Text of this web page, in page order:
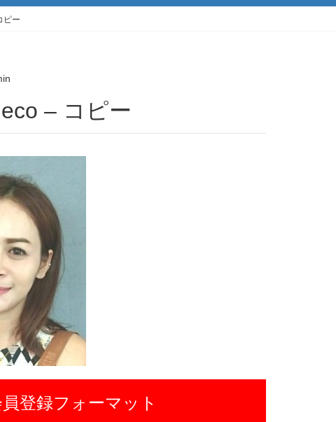
ピー
– コピー
登録フォーマット